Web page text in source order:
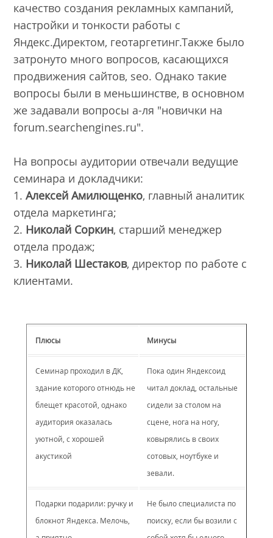
качество создания рекламных кампаний,
настройки и тонкости работы с
Яндекс.Директом, геотаргетинг.Также было
затронуто много вопросов, касающихся
продвижения сайтов, seo. Однако такие
вопросы были в меньшинстве, в основном
же задавали вопросы а-ля "новички на
forum.searchengines.ru".
На вопросы аудитории отвечали ведущие
семинара и докладчики:
1.Алексей Амилющенко, главный аналитик
отдела маркетинга;
2. Николай Соркин, старший менеджер
отдела продаж;
3. Николай Шестаков, директор по работе с
клиентами.
Плюсы Минусы
Семинар проходил в ДК,
здание которого отнюдь не
блещет красотой, однако
аудитория оказалась
уютной, с хорошей
акустикой
Пока один Яндексоид
читал доклад, остальные
сидели за столом на
сцене, нога на ногу,
ковырялись в своих
сотовых, ноутбуке и
зевали.
Подарки подарили: ручку и
блокнот Яндекса. Мелочь,
Не было специалиста по
поиску, если бы возили с